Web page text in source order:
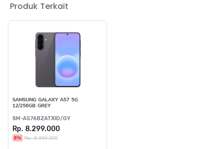
Produk Terkait
SAMSUNG GALAXY A57 5G
12/256GB GREY
SM-A576BZATXID/GY
Rp. 8.299.000
8% Rp. 8.999.000